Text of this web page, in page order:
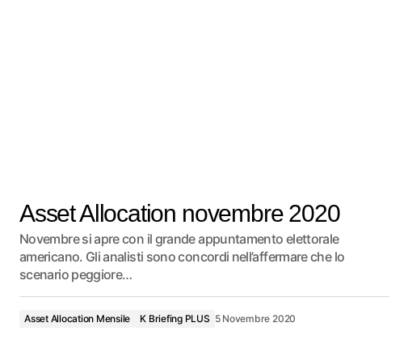
Asset Allocation novembre 2020
Novembre si apre con il grande appuntamento elettorale
americano. Gli analisti sono concordi nell’affermare che lo
scenario peggiore…
Asset Allocation Mensile K Briefing PLUS 5 Novembre 2020